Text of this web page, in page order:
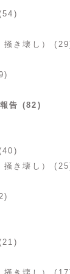
掻き壊し）
告 (82)
掻き壊し）